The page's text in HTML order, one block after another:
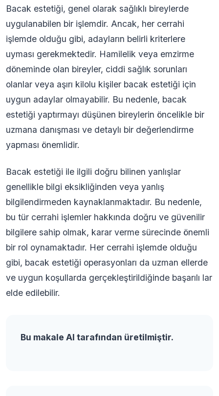
Bacak estetiği, genel olarak sağlıklı bireylerde
uygulanabilen bir işlemdir. Ancak, her cerrahi
işlemde olduğu gibi, adayların belirli kriterlere
uyması gerekmektedir. Hamilelik veya emzirme
döneminde olan bireyler, ciddi sağlık sorunları
olanlar veya aşırı kilolu kişiler bacak estetiği için
uygun adaylar olmayabilir. Bu nedenle, bacak
estetiği yaptırmayı düşünen bireylerin öncelikle bir
uzmana danışması ve detaylı bir değerlendirme
yapması önemlidir.
Bacak estetiği ile ilgili doğru bilinen yanlışlar
genellikle bilgi eksikliğinden veya yanlış
bilgilendirmeden kaynaklanmaktadır. Bu nedenle,
bu tür cerrahi işlemler hakkında doğru ve güvenilir
bilgilere sahip olmak, karar verme sürecinde önemli
bir rol oynamaktadır. Her cerrahi işlemde olduğu
gibi, bacak estetiği operasyonları da uzman ellerde
ve uygun koşullarda gerçekleştirildiğinde başarılı lar
elde edilebilir.
Bu makale AI tarafından üretilmiştir.